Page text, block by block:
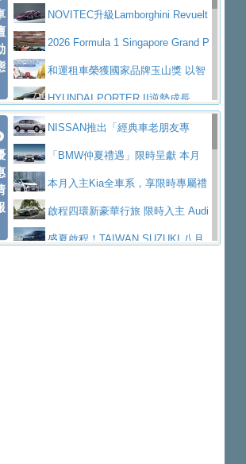
MC12」全球首度亮相
迎接 RANGE ROVER 品牌家族第
五位成員 全新 RANGE ROVER GT 預告登
場
造型華麗時尚、科技座艙再進化，P
eugeot 208小改款發表上市94.8萬起
lari，0到100公里加速2.6秒、極速350公里
／小時
百年三叉戟傳奇再啟程 Maserati 重
返 1000 Miglia 傳承競速榮耀
法拉利首款純電跑車Luce亮相，最
大馬力超過1000匹並具備530公里最大續航
里程
小車大空間、座艙科技更先進，SK
ODA發表全新純電跨界休旅Eipq祭平民化車
價89萬起
賓士AMG.EA專屬平台首作，Merc
edes-AMG 全新GT 4-Door Coupe全球首發
福斯推出首款GTI純電性能掀背ID.
Polo GTI，擁有226匹馬力和零百加速 6.8
秒的實力
Jaguar 公布四門 GT車款正式車名
為JAGUAR TYPE 01
終於跟上進度，LEXUS發表首款三
排六座純電旗艦休旅 TZ
有錢也買不到的Golf R！福斯打造
全新Golf R 24h賽車將挑戰紐柏林24小時耐
SKODA公布全新小型純電跨界休旅
ic 1-7月累計銷量創歷史新高
NOVITEC升級Lamborghini Revuelt
o 綜效輸出增至1,048匹
2026 Formula 1 Singapore Grand P
rix 新加坡大獎賽 Audi 極速之旅開放報名
和運租車榮獲國家品牌玉山獎 以智
慧移動與綠能創新
HYUNDAI PORTER II逆勢成長，
勇奪中型貨車銷售冠軍
父親節霸氣獻禮！PGO 威力125 最
低入手價 $60,900 起 省油ｘ安全ｘ大空間
陪爸爸輕鬆
福斯商旅挺頭家 推出「德系質感 精
算圓夢」專案yundai推出AllDayEnergy能源服
務 讓電動車化身行動儲能系統
NISSAN X-TRAIL 上市首月銷量
躋身同級前3名Toyota歐洲純電車銷量翻倍 2026
NISSAN推出「經典車老朋友專
案」 以匠人精神煥新珍品座駕
「BMW仲夏禮遇」限時呈獻 本月
入主即享尊榮豪華五星假期 多元優購方案
同步實施
本月入主Kia全車系，享限時專屬禮
遇 啟程四環新豪華行旅 限時入主 Audi
A6 旗艦陣容 低月付5,888元起及3 年乙式險
盛夏啟程！TAIWAN SUZUKI 八月